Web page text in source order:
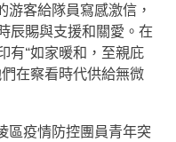
客給隊員寫感激信，
辰賜與支援和關愛。在
有“如家暖和，至親庇
在察看時代供給無微
區疫情防控團員青年突